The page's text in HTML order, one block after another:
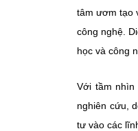
tâm ươm tạo
công nghệ.
học và công
Với tầm nhìn
nghiên cứu,
tư vào các